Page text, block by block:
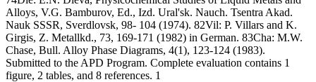
Alloys, V.G. Bamburov, Ed., Izd. Ural'sk. Nauch. Tsentra Akad.
Nauk SSSR, Sverdlovsk, 98- 104 (1974). 82Vil: P. Villars and K.
Girgis, Z. Metallkd., 73, 169-171 (1982) in German. 83Cha: M.W.
Chase, Bull. Alloy Phase Diagrams, 4(1), 123-124 (1983).
Submitted to the APD Program. Complete evaluation contains 1
figure, 2 tables, and 8 references. 1